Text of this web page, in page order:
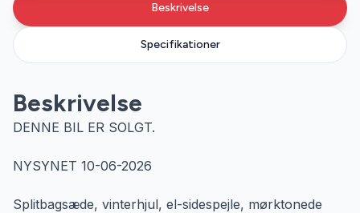
Specifikationer
Beskrivelse
Beskrivelse
DENNE BIL ER SOLGT.
NYSYNET 10-06-2026
Splitbagsæde, vinterhjul, el-sidespejle, mørktonede